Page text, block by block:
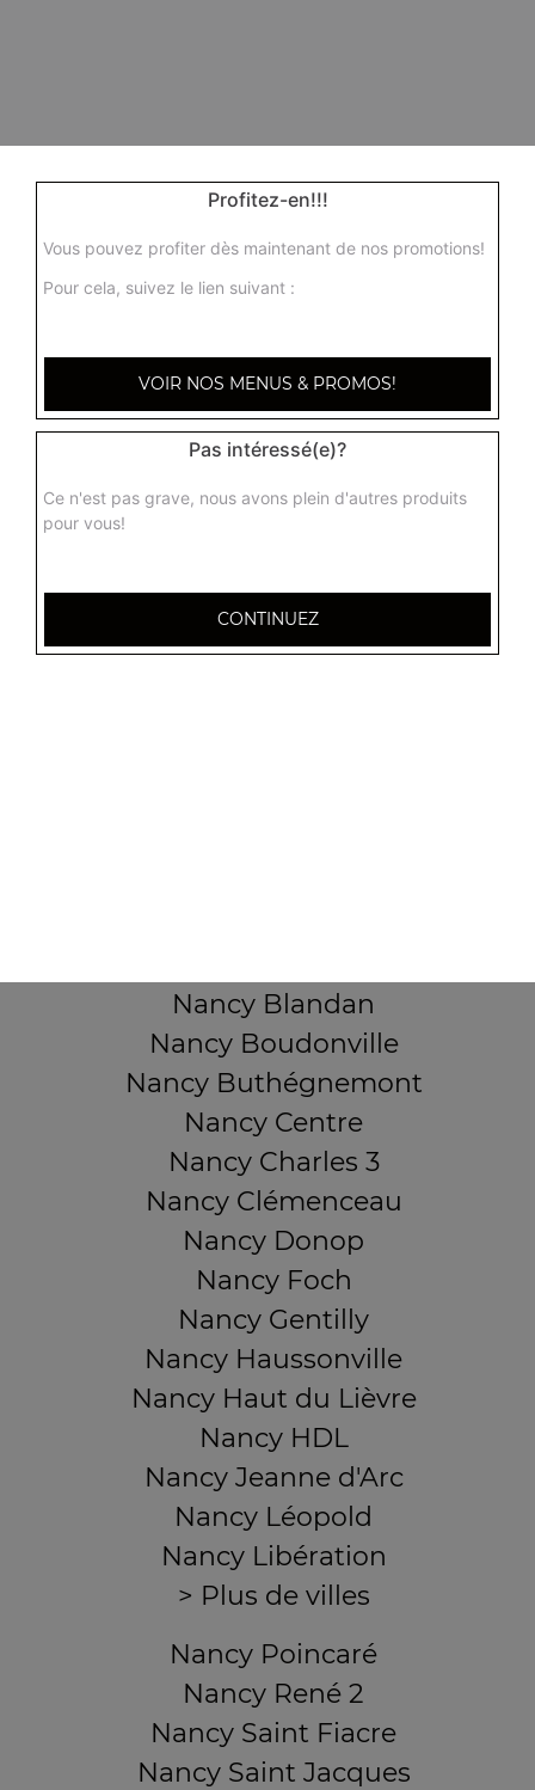
Nancy Blandan
Nancy Boudonville
Nancy Buthégnemont
Nancy Centre
Nancy Charles 3
Nancy Clémenceau
Nancy Donop
Nancy Foch
Nancy Gentilly
Nancy Haussonville
Nancy Haut du Lièvre
Nancy HDL
Nancy Jeanne d'Arc
Nancy Léopold
Nancy Libération
> Plus de villes
Nancy Poincaré
Nancy René 2
Nancy Saint Fiacre
Nancy Saint Jacques
Profitez-en!!!
Vous pouvez profiter dès maintenant de nos promotions!
Pour cela, suivez le lien suivant :
VOIR NOS MENUS & PROMOS!
Pas intéressé(e)?
Ce n'est pas grave, nous avons plein d'autres produits
pour vous!
CONTINUEZ